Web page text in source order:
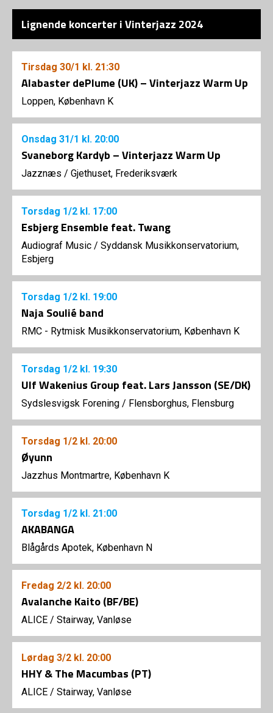
Lignende koncerter i Vinterjazz 2024
Tirsdag 30/1 kl. 21:30
Alabaster dePlume (UK) – Vinterjazz Warm Up
Loppen, København K
Onsdag 31/1 kl. 20:00
Svaneborg Kardyb – Vinterjazz Warm Up
Jazznæs / Gjethuset, Frederiksværk
Torsdag 1/2 kl. 17:00
Esbjerg Ensemble feat. Twang
Audiograf Music / Syddansk Musikkonservatorium,
Esbjerg
Torsdag 1/2 kl. 19:00
Naja Soulié band
RMC - Rytmisk Musikkonservatorium, København K
Torsdag 1/2 kl. 19:30
Ulf Wakenius Group feat. Lars Jansson (SE/DK)
Sydslesvigsk Forening / Flensborghus, Flensburg
Torsdag 1/2 kl. 20:00
Øyunn
Jazzhus Montmartre, København K
Torsdag 1/2 kl. 21:00
AKABANGA
Blågårds Apotek, København N
Fredag 2/2 kl. 20:00
Avalanche Kaito (BF/BE)
ALICE / Stairway, Vanløse
Lørdag 3/2 kl. 20:00
HHY & The Macumbas (PT)
ALICE / Stairway, Vanløse